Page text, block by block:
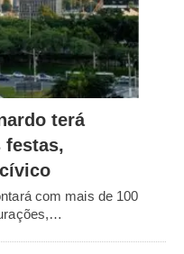
terá
festas,
com mais de 100